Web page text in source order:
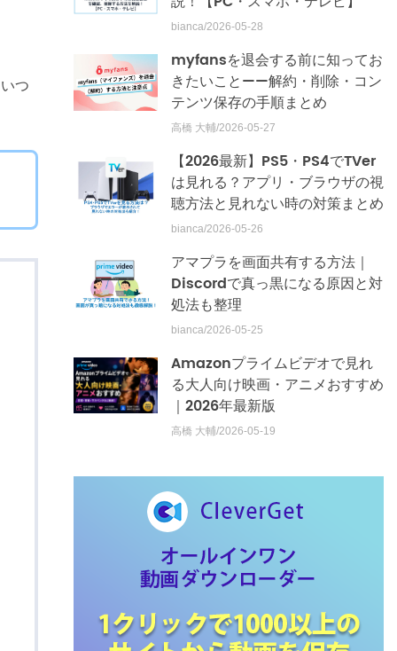
つ
bianca/2026-05-28
myfansを退会する前に知ってお
きたいこと——解約・削除・コン
テンツ保存の手順まとめ
高橋 大輔/2026-05-27
【2026最新】PS5・PS4でTVer
は見れる？アプリ・ブラウザの視
聴方法と見れない時の対策まとめ
bianca/2026-05-26
アマプラを画面共有する方法｜
Discordで真っ黒になる原因と対
処法も整理
bianca/2026-05-25
Amazonプライムビデオで見れ
る大人向け映画・アニメおすすめ
｜2026年最新版
高橋 大輔/2026-05-19